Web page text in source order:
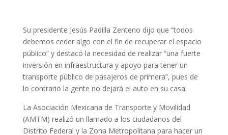
Su presidente Jesús Padilla Zenteno dijo que “todos
debemos ceder algo con el fin de recuperar el espacio
público” y destacó la necesidad de realizar “una fuerte
inversión en infraestructura y apoyo para tener un
transporte público de pasajeros de primera”, pues de
lo contrario la gente no dejará el auto en su casa.
La Asociación Mexicana de Transporte y Movilidad
(AMTM) realizó un llamado a los ciudadanos del
Distrito Federal y la Zona Metropolitana para hacer un